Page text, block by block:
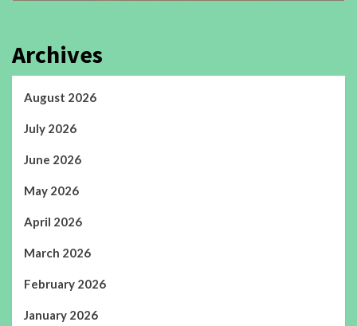
Archives
August 2026
July 2026
June 2026
May 2026
April 2026
March 2026
February 2026
January 2026